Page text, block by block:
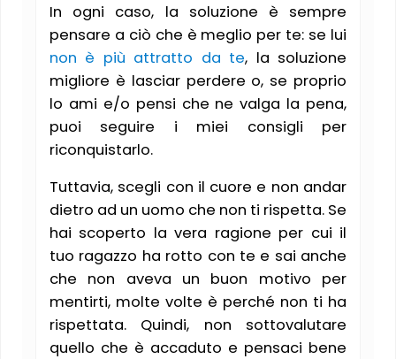
In ogni caso, la soluzione è sempre
pensare a ciò che è meglio per te: se lui
non è più attratto da te, la soluzione
migliore è lasciar perdere o, se proprio
lo ami e/o pensi che ne valga la pena,
puoi seguire i miei consigli per
riconquistarlo.
Tuttavia, scegli con il cuore e non andar
dietro ad un uomo che non ti rispetta. Se
hai scoperto la vera ragione per cui il
tuo ragazzo ha rotto con te e sai anche
che non aveva un buon motivo per
mentirti, molte volte è perché non ti ha
rispettata. Quindi, non sottovalutare
quello che è accaduto e pensaci bene